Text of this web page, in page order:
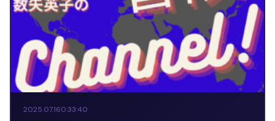
2025.07.160:33:40